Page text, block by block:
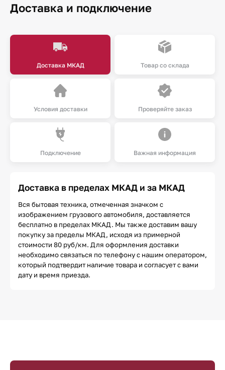
Доставка и подключение
Доставка МКАД Товар со склада
Условия доставки Проверяйте заказ
Подключение Важная информация
Доставка в пределах МКАД и за МКАД
Вся бытовая техника, отмеченная значком с
изображением грузового автомобиля, доставляется
бесплатно в пределах МКАД. Мы также доставим вашу
покупку за пределы МКАД, исходя из примерной
стоимости 80 руб/км. Для оформления доставки
необходимо связаться по телефону с нашим оператором,
который подтвердит наличие товара и согласует с вами
дату и время приезда.